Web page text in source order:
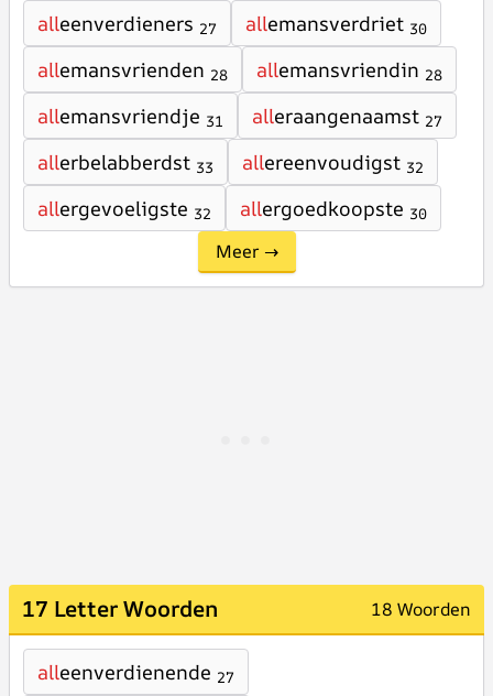
alleenverdieners 27 allemansverdriet 30
allemansvrienden 28 allemansvriendin 28
allemansvriendje 31 alleraangenaamst 27
allerbelabberdst 33 allereenvoudigst 32
allergevoeligste 32 allergoedkoopste 30
Meer →
17 Letter Woorden 18 Woorden
alleenverdienende 27